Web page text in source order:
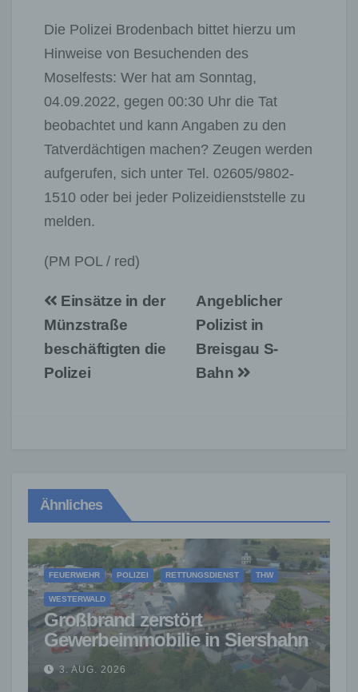
Die Polizei Brodenbach bittet hierzu um
Hinweise von Besuchenden des
Moselfests: Wer hat am Sonntag,
04.09.2022, gegen 00:30 Uhr die Tat
beobachtet und kann Angaben zu den
Tatverdächtigen machen? Zeugen werden
aufgerufen, sich unter Tel. 02605/9802-
1510 oder bei jeder Polizeidienststelle zu
melden.
(PM POL / red)
Beitragsnavigation
Angeblicher
Polizist in
Breisgau S-
Bahn
Einsätze in der
Münzstraße
beschäftigten die
Polizei
Ähnliches
FEUERWEHR POLIZEI RETTUNGSDIENST THW
WESTERWALD
Großbrand zerstört
Gewerbeimmobilie in Siershahn
– Millionenschaden entstanden
3. AUG. 2026